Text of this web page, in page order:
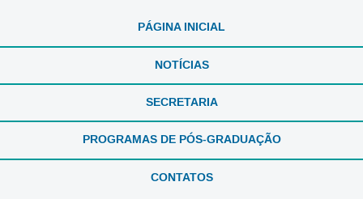
PÁGINA INICIAL
NOTÍCIAS
SECRETARIA
PROGRAMAS DE PÓS-GRADUAÇÃO
CONTATOS